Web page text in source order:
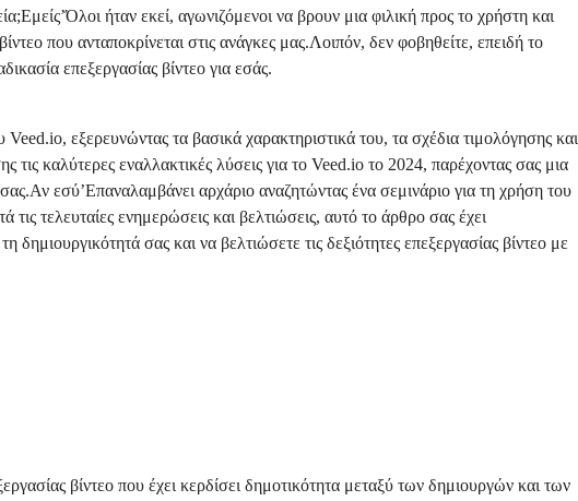
ήταν εκεί, αγωνιζόμενοι να βρουν μια φιλική προς το χρήστη και
που ανταποκρίνεται στις ανάγκες μας.Λοιπόν, δεν φοβηθείτε, επειδή το
επεξεργασίας βίντεο για εσάς.
εξερευνώντας τα βασικά χαρακτηριστικά του, τα σχέδια τιμολόγησης και
τις καλύτερες εναλλακτικές λύσεις για το Veed.io το 2024, παρέχοντας σας μια
εσύ’Επαναλαμβάνει αρχάριο αναζητώντας ένα σεμινάριο για τη χρήση του
τελευταίες ενημερώσεις και βελτιώσεις, αυτό το άρθρο σας έχει
δημιουργικότητά σας και να βελτιώσετε τις δεξιότητες επεξεργασίας βίντεο με
βίντεο που έχει κερδίσει δημοτικότητα μεταξύ των δημιουργών και των